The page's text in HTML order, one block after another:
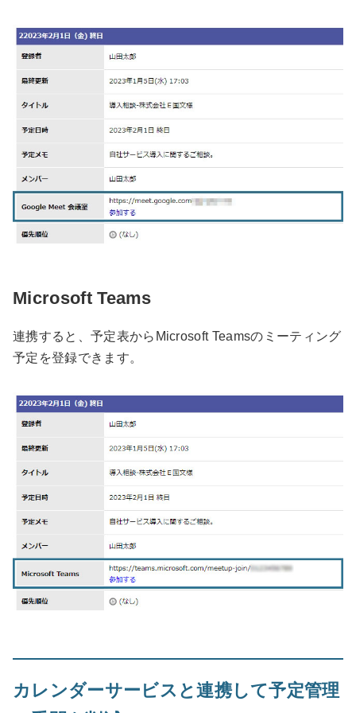
Microsoft Teams
連携すると、予定表からMicrosoft Teamsのミーティング
予定を登録できます。
カレンダーサービスと連携して予定管理